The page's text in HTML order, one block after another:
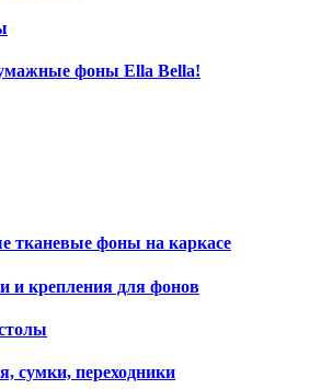
фоны Ella Bella!
тканевые фоны на каркасе
и крепления для фонов
сумки, переходники